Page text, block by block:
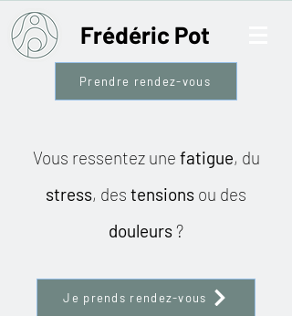
Frédéric Pot
Prendre rendez-vous
Vous ressentez une fatigue, du
stress, des tensions ou des
douleurs?
Je prends rendez-vous